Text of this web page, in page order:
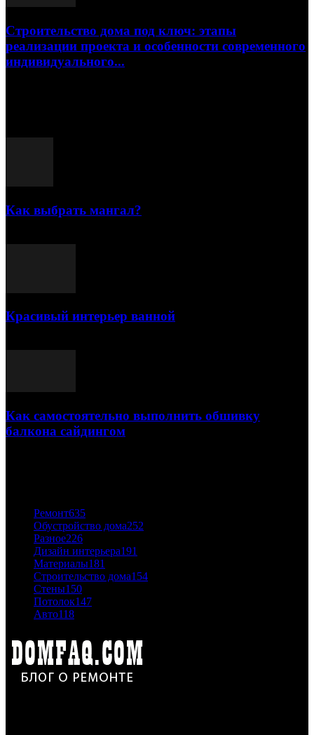
Строительство дома под ключ: этапы
реализации проекта и особенности современного
индивидуального...
Как выбрать мангал?
Красивый интерьер ванной
Как самостоятельно выполнить обшивку
балкона сайдингом
Ремонт635
Обустройство дома252
Разное226
Дизайн интерьера191
Материалы181
Строительство дома154
Стены150
Потолок147
Авто118